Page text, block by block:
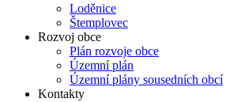
Loděnice
Štemplovec
Rozvoj obce
Plán rozvoje obce
Územní plán
Územní plány sousedních obcí
Kontakty